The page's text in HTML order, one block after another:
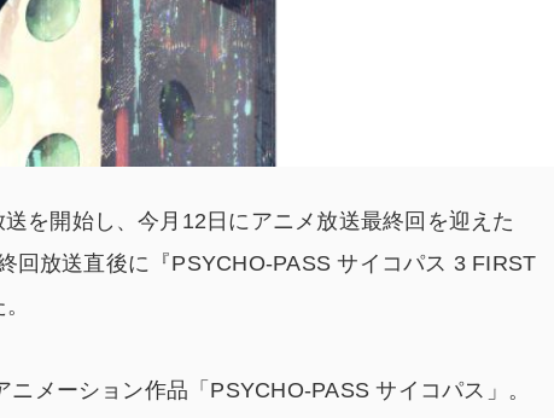
を開始し、今月12日にアニメ放送最終回を迎えた
回放送直後に『PSYCHO-PASS サイコパス 3 FIRST
メーション作品「PSYCHO-PASS サイコパス」。